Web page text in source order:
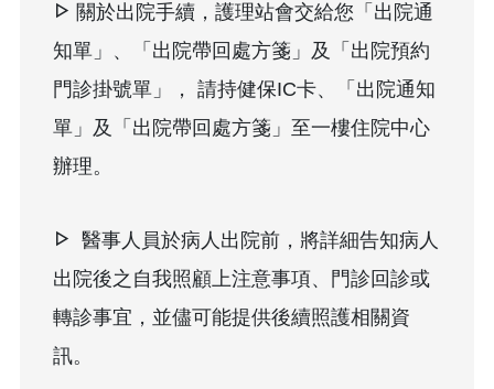
關於出院手續，護理站會交給您 「出院通
知單」 、 「出院帶回處方箋」 及
「出院預約
門診掛號單」
， 請持健保IC卡、
「出院通知
單」 及 「出院帶回處方箋」 至一樓住院中心
辦理。
醫事人員於病人出院前，將詳細告知病人
出院後之自我照顧上注意事項、門診回診或
轉診事宜，並儘可能提供後續照護相關資
訊。